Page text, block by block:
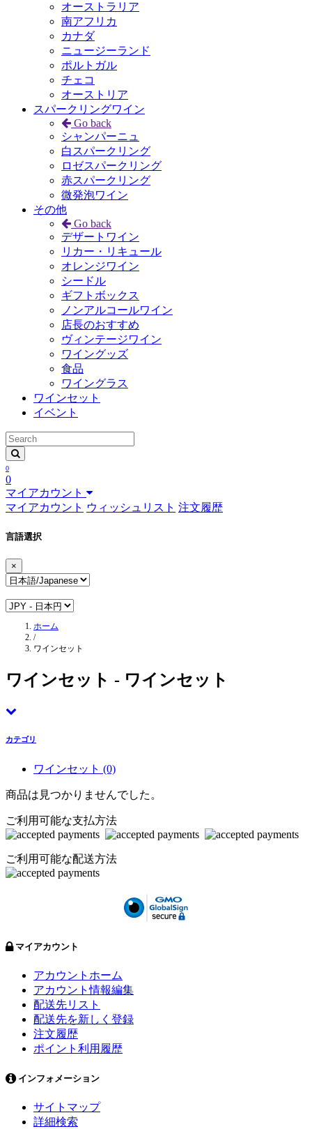
オーストラリア
南アフリカ
カナダ
ニュージーランド
ポルトガル
チェコ
オーストリア
スパークリングワイン
Go back
シャンパーニュ
白スパークリング
ロゼスパークリング
赤スパークリング
微発泡ワイン
その他
Go back
デザートワイン
リカー・リキュール
オレンジワイン
シードル
ギフトボックス
ノンアルコールワイン
店長のおすすめ
ヴィンテージワイン
ワイングッズ
食品
ワイングラス
ワインセット
イベント
0
0
マイアカウント
マイアカウント ウィッシュリスト 注文履歴
言語選択
×
ホーム
/
ワインセット
ワインセット - ワインセット
カテゴリ
ワインセット (0)
商品は見つかりませんでした。
ご利用可能な支払方法
ご利用可能な配送方法
マイアカウント
アカウントホーム
アカウント情報編集
配送先リスト
配送先を新しく登録
注文履歴
ポイント利用履歴
インフォメーション
サイトマップ
詳細検索